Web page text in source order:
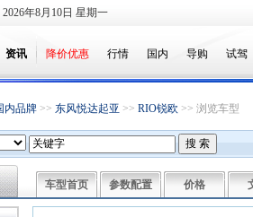
2026年8月10日 星期一
资讯 降价优惠 行情 国内 导购 试驾
内品牌 >> 东风悦达起亚 >> RIO锐欧 >> 浏览车型
车型首页 参数配置 价格